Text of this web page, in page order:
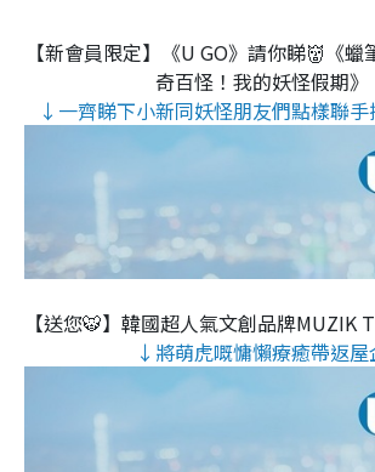
【新會員限定】《U GO》請你睇👹《
奇百怪！我的妖怪假期》
↓一齊睇下小新同妖怪朋友們點樣聯
【送您🐯】韓國超人氣文創品牌MUZIK
↓將萌虎嘅慵懶療癒帶返